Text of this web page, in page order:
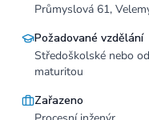
Průmyslová 61,
Požadované vzdělání
Středoškolské nebo
maturitou
Zařazeno